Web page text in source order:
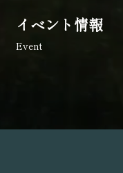
イベント情報
Event